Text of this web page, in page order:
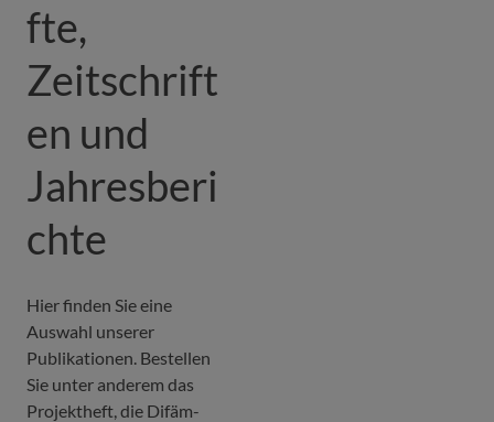
fte,
Zeitschrift
en und
Jahresberi
chte
Hier finden Sie eine
Auswahl unserer
Publikationen. Bestellen
Sie unter anderem das
Projektheft, die Difäm-